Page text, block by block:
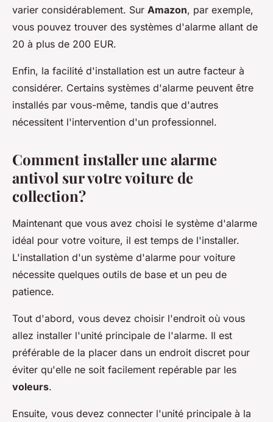
varier considérablement. Sur Amazon, par exemple,
vous pouvez trouver des systèmes d'alarme allant de
20 à plus de 200 EUR.
Enfin, la facilité d'installation est un autre facteur à
considérer. Certains systèmes d'alarme peuvent être
installés par vous-même, tandis que d'autres
nécessitent l'intervention d'un professionnel.
Comment installer une alarme
antivol sur votre voiture de
collection?
Maintenant que vous avez choisi le système d'alarme
idéal pour votre voiture, il est temps de l'installer.
L'installation d'un système d'alarme pour voiture
nécessite quelques outils de base et un peu de
patience.
Tout d'abord, vous devez choisir l'endroit où vous
allez installer l'unité principale de l'alarme. Il est
préférable de la placer dans un endroit discret pour
éviter qu'elle ne soit facilement repérable par les
voleurs.
Ensuite, vous devez connecter l'unité principale à la